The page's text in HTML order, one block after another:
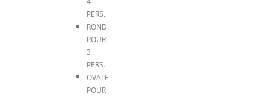
PERS.
ROND
POUR
3
PERS.
OVALE
POUR